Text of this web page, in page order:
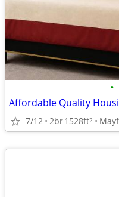
•
Affordable Quality
7/12 2br1528ft2